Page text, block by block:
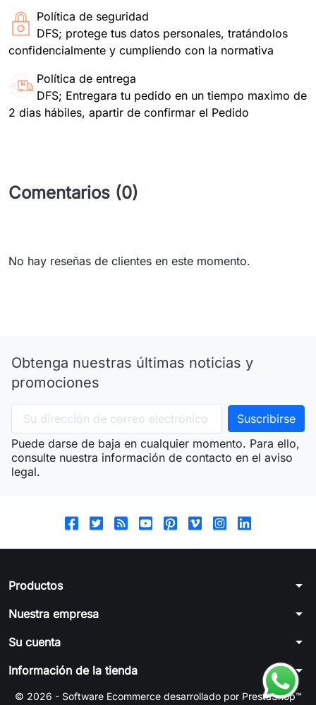
Política de seguridad
DFS; protege tus datos personales, tratándolos
confidencialmente y cumpliendo con la normativa
Política de entrega
DFS; Entregara tu pedido en un tiempo maximo de
2 dias hábiles, apartir de confirmar el Pedido
Comentarios (0)
No hay reseñas de clientes en este momento.
Obtenga nuestras últimas noticias y
promociones
Puede darse de baja en cualquier momento. Para ello,
consulte nuestra información de contacto en el aviso
legal.
Productos arrow_drop_down
Nuestra empresa arrow_drop_down
Su cuenta arrow_drop_down
Información de la tienda arrow_drop_down
© 2026 - Software Ecommerce desarrollado por PrestaShop™